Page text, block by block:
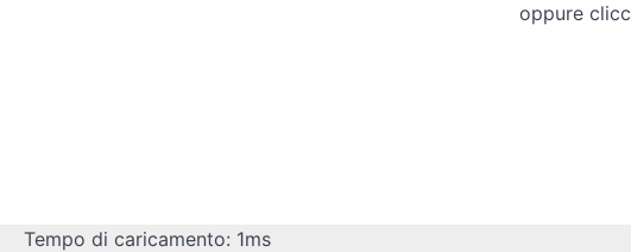
oppure
Tempo di caricamento: 1ms